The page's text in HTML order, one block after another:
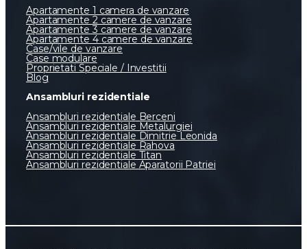
Apartamente 1 camera de vanzare
Apartamente 2 camere de vanzare
Apartamente 3 camere de vanzare
Apartamente 4 camere de vanzare
Case/vile de vanzare
Case modulare
Proprietati Speciale / Investitii
Blog
Ansambluri rezidentiale
Ansambluri rezidentiale Berceni
Ansambluri rezidentiale Metalurgiei
Ansambluri rezidentiale Dimitrie Leonida
Ansambluri rezidentiale Rahova
Ansambluri rezidentiale Titan
Ansambluri rezidentiale Aparatorii Patriei